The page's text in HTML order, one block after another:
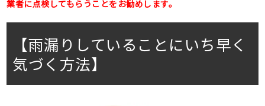
業者に点検してもらうことをお勧めします。
【雨漏りしていることにいち早く
気づく方法】